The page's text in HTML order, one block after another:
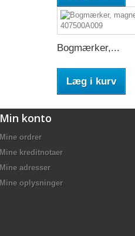
Bogmærker,...
Læg i kurv
Min konto
Mine ordrer
Mine kreditnotaer
Mine adresser
Mine oplysninger